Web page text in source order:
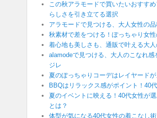
この秋アラモードで買いたいおすす
らしさを引き立てる選択
アラモードで見つける、大人女性の
秋素材で差をつける！ぽっちゃり女
着心地も美しさも、通販で叶える大
alamodeで見つける、大人のこなれ感
ジレ
夏のぽっちゃりコーデはレイヤードが
BBQはリラックス感がポイント！40
夏のイベントに映える！40代女性が
とは？
体型が気になる40代女性の着こなし術